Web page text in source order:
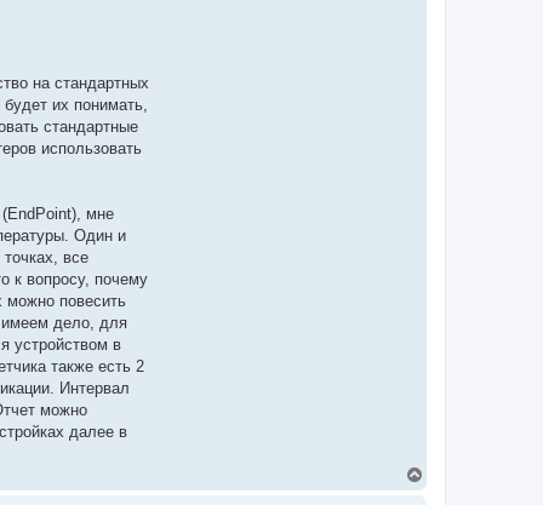
на стандартных
их понимать,
стандартные
использовать
(EndPoint), мне
Один и
все
к вопросу, почему
можно повесить
имеем дело, для
устройством в
также есть 2
Интервал
можно
далее в